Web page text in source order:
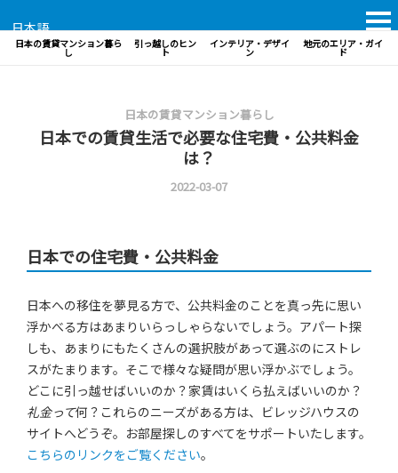
日本の賃貸マンション暮ら
し
引っ越しのヒン
ト
インテリア・デザイ
ン
地元のエリア・ガイ
ド
日本語
日本の賃貸マンション暮らし
日本での賃貸生活で必要な住宅費・公共料金
は？
2022-03-07
日本での住宅費・公共料金
日本への移住を夢見る方で、公共料金のことを真っ先に思い
浮かべる方はあまりいらっしゃらないでしょう。アパート探
しも、あまりにもたくさんの選択肢があって選ぶのにストレ
スがたまります。そこで様々な疑問が思い浮かぶでしょう。
どこに引っ越せばいいのか？家賃はいくら払えばいいのか？
礼金って何？これらのニーズがある方は、ビレッジハウスの
サイトへどうぞ。お部屋探しのすべてをサポートいたします。
こちらのリンクをご覧ください。